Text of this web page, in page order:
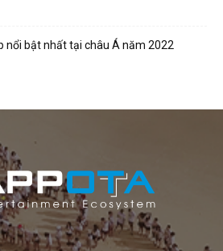
nổi bật nhất tại châu Á năm 2022